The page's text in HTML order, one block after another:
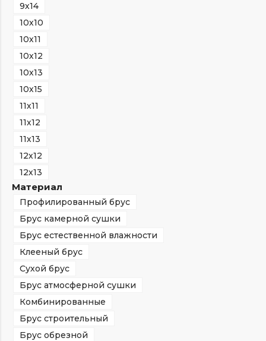
9х14
10х10
10х11
10х12
10х13
10х15
11х11
11х12
11х13
12х12
12х13
Материал
Профилированный брус
Брус камерной сушки
Брус естественной влажности
Клееный брус
Сухой брус
Брус атмосферной сушки
Комбинированные
Брус строительный
Брус обрезной